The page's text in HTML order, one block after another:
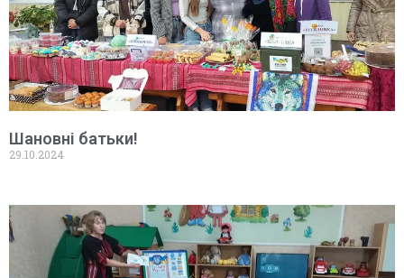
Шановні батьки!
29.10.2024